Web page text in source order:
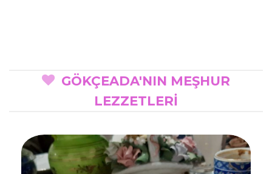
GÖKÇEADA'NIN MEŞHUR
LEZZETLERİ